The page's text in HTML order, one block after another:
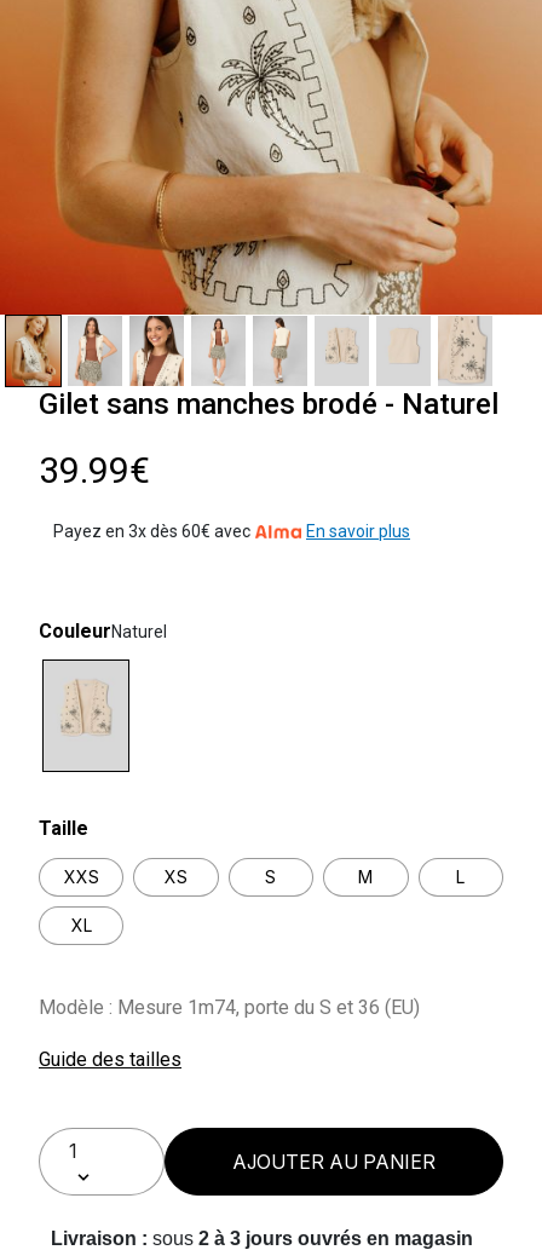
Gilet sans manches brodé - Naturel
39.99€
Payez en 3x dès 60€ avec En savoir plus
CouleurNaturel
Taille
XXS XS S M L
XL
Modèle : Mesure 1m74, porte du S et 36 (EU)
Guide des tailles
AJOUTER AU PANIER
Livraison : sous 2 à 3 jours ouvrés en magasin